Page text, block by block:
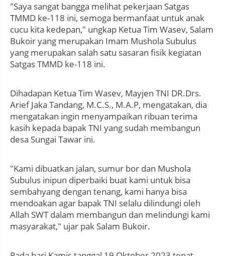
"Saya sangat bangga melihat pekerjaan Satgas
TMMD ke-118 ini, semoga bermanfaat untuk anak
cucu kita kedepan," ungkap Ketua Tim Wasev, Salam
Bukoir yang merupakan Imam Mushola Subulus
yang merupakan salah satu sasaran fisik kegiatan
Satgas TMMD ke-118 ini.
Dihadapan Ketua Tim Wasev, Mayjen TNI DR.Drs.
Arief Jaka Tandang, M.C.S., M.A.P, mengatakan, dia
mengatakan ingin menyampaikan ribuan terima
kasih kepada bapak TNI yang sudah membangun
desa Sungai Tawar ini.
"Kami dibuatkan jalan, sumur bor dan Mushola
Subulus inipun diperbaiki buat kami untuk bisa
sembahyang dengan tenang, kami hanya bisa
mendoakan agar bapak TNI selalu dilindungi oleh
Allah SWT dalam membangun dan melindungi kami
masyarakat," ujar pak Salam Bukoir.